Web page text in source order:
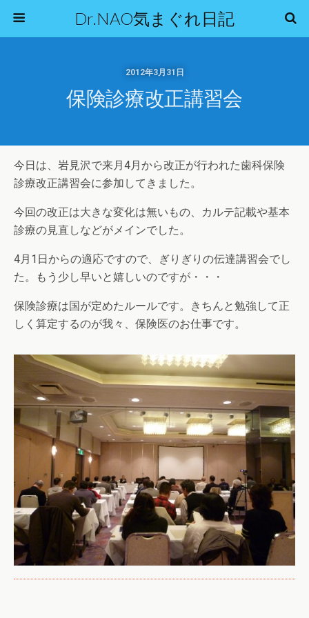
Dr.NAO気まぐれ日記
2012年3月31日
保険診療改正講習会
今日は、岩見沢で来月4月から改正が行われた歯科保険
診療改正講習会に参加してきました。
今回の改正は大きな変化は無いもの、カルテ記載や基本
診療の見直しなどがメインでした。
4月1日からの適応ですので、ぎりぎりの伝達講習会でし
た。もう少し早いと嬉しいのですが・・・
保険診療は国が定めたルールです。きちんと勉強して正
しく算定するのが我々、保険医のお仕事です。